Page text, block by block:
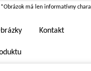
*Obrázok má len informatívny
Kontakt